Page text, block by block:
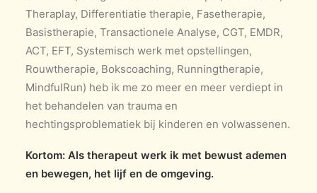
Theraplay, Differentiatie therapie, Fasetherapie,
Basistherapie, Transactionele Analyse, CGT, EMDR,
ACT, EFT, Systemisch werk met opstellingen,
Rouwtherapie, Bokscoaching, Runningtherapie,
MindfulRun) heb ik me zo meer en meer verdiept in
het behandelen van trauma en
hechtingsproblematiek bij kinderen en volwassenen.
Kortom: Als therapeut werk ik met bewust ademen
en bewegen, het lijf en de omgeving.